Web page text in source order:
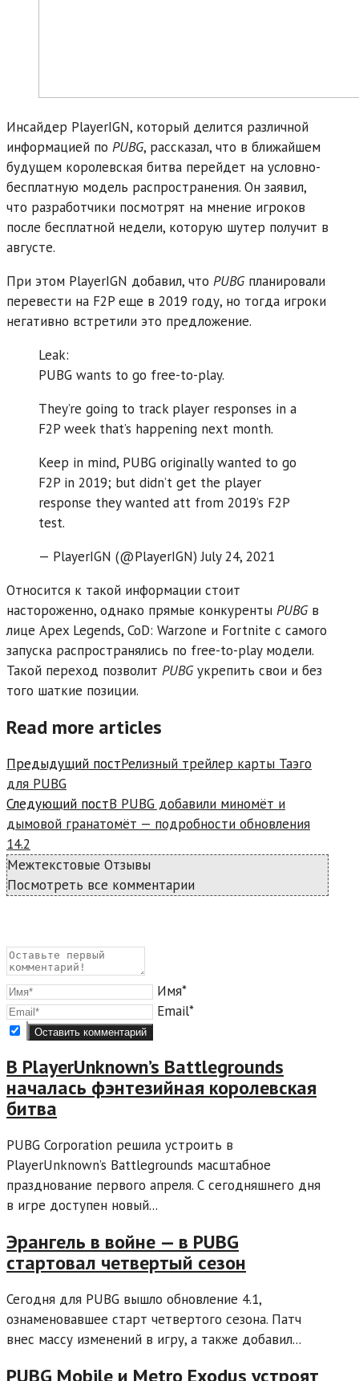
Инсайдер PlayerIGN, который делится различной
информацией по PUBG, рассказал, что в ближайшем
будущем королевская битва перейдет на условно-
бесплатную модель распространения. Он заявил,
что разработчики посмотрят на мнение игроков
после бесплатной недели, которую шутер получит в
августе.
При этом PlayerIGN добавил, что PUBGпланировали
перевести на F2P еще в 2019 году, но тогда игроки
негативно встретили это предложение.
Leak:
PUBG wants to go free-to-play.
They’re going to track player responses in a
F2P week that’s happening next month.
Keep in mind, PUBG originally wanted to go
F2P in 2019; but didn’t get the player
response they wanted att from 2019’s F2P
test.
— PlayerIGN (@PlayerIGN) July 24, 2021
Относится к такой информации стоит
настороженно, однако прямые конкуренты PUBGв
лице Apex Legends, CoD: Warzone и Fortnite с самого
запуска распространялись по free-to-play модели.
Такой переход позволит PUBGукрепить свои и без
того шаткие позиции.
Read more articles
Предыдущий постРелизный трейлер карты Таэго
для PUBG
Следующий постВ PUBG добавили миномёт и
дымовой гранатомёт — подробности обновления
14.2
Межтекстовые Отзывы
Посмотреть все комментарии
Имя*
Email*
В PlayerUnknown’s Battlegrounds
началась фэнтезийная королевская
битва
PUBG Corporation решила устроить в
PlayerUnknown’s Battlegrounds масштабное
празднование первого апреля. С сегодняшнего дня
в игре доступен новый...
Эpaнгeль в войне — в PUBG
стартовал четвертый сезон
Сегодня для PUBG вышло обновление 4.1,
ознаменовавшее старт четвертого сезона. Патч
внес массу изменений в игру, а также добавил...
PUBG Mobile и Metro Exodus устроят